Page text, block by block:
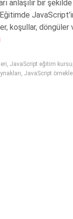
anlaşılır bir şekilde
koşullar, döngüler
JavaScript eğitim kursu
JavaScript